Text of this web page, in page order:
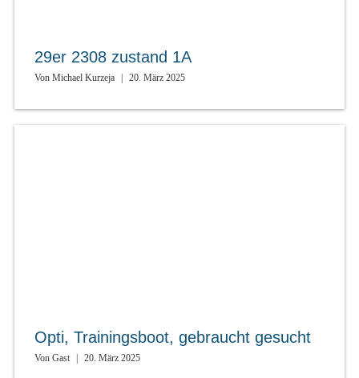
29er 2308 zustand 1A
Von Michael Kurzeja 20. März 2025
Opti, Trainingsboot, gebraucht gesucht
Von Gast | 20. März 2025